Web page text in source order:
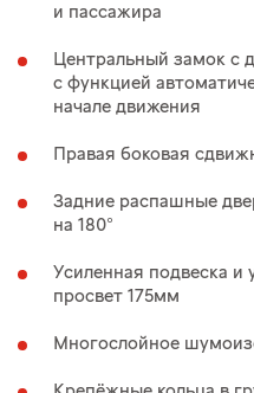
и пассажира
Центральный замок c
с функцией
начале движения
Правая боковая
Задние распашные
на 180°
Усиленная подвеска
просвет 175мм
Многослойное